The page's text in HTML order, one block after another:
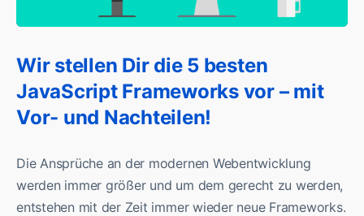
Wir stellen Dir die 5 besten
JavaScript Frameworks vor – mit
Vor- und Nachteilen!
Die Ansprüche an der modernen Webentwicklung
werden immer größer und um dem gerecht zu werden,
entstehen mit der Zeit immer wieder neue Frameworks.